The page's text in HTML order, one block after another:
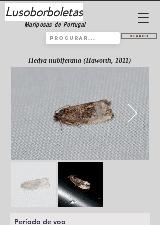
Lusoborboletas
Mariposas de Portugal
Search
Hedya nubiferana (Haworth, 1811)
Período de voo